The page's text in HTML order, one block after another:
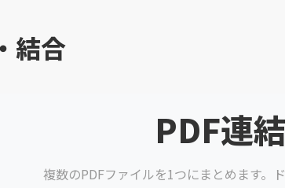
結合
PDF連
複数のPDFファイルを1つにまとめます。